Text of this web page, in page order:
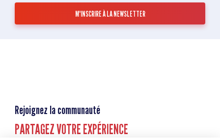
Rejoignez la communauté
PARTAGEZ VOTRE EXPÉRIENCE